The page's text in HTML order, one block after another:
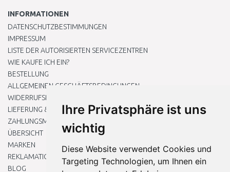
Ihre Privatsphäre ist uns
wichtig
Diese Website verwendet Cookies und
Targeting Technologien, um Ihnen ein
INFORMATIONEN
DATENSCHUTZBESTIMMUNGEN
IMPRESSUM
LISTE DER AUTORISIERTEN SERVICEZENTREN
WIE KAUFE ICH EIN?
BESTELLUNG
ALLGEMEINEN GESCHÄFTSBEDINGUNGEN
WIDERRUFSRECHT
LIEFERUNG & ZAHLUNG
ZAHLUNGSMETHODEN
ÜBERSICHT
MARKEN
REKLAMATIONEN UND RETOUREN
BLOG